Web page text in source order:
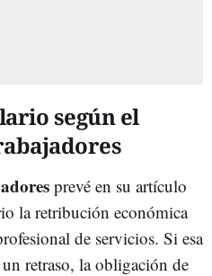
según el
prevé en su artículo
la retribución económica
de servicios. Si esa
retraso, la obligación de